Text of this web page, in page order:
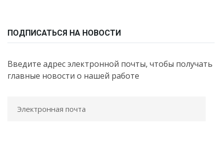
ПОДПИСАТЬСЯ НА НОВОСТИ
Введите адрес электронной почты, чтобы получать
главные новости о нашей работе